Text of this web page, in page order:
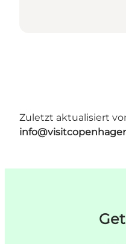
Zuletzt aktualisiert